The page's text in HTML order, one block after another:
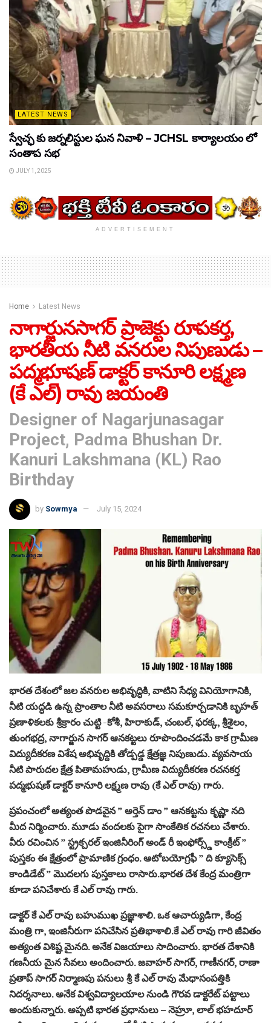
LATEST NEWS
స్వేచ్ఛ కు జర్నలిస్టుల ఘన నివాళి – JCHSL కార్యాలయం లో
సంతాప సభ
JULY 1, 2025
ADVERTISEMENT
Home Latest News
నాగార్జునసాగర్ ప్రాజెక్టు రూపకర్త,
భారతీయ నీటి వనరుల నిపుణుడు –
పద్మభూషణ్ డాక్టర్ కానూరి లక్ష్మణ
(కే ఎల్) రావు జయంతి
Designer of Nagarjunasagar
Project, Padma Bhushan Dr.
Kanuri Lakshmana (KL) Rao
Birthday
by Sowmya July 15, 2024
భారత దేశంలో జల వనరుల అభివృద్ధికి, వాటిని సేధ్య వినియోగానికి,
నీటి యద్ధడి ఉన్న ప్రాంతాల నీటి అవసరాలు సమకూర్చడానికి బృహత్
ప్రణాళికలకు శ్రీక్రారం చుట్టి -కోశీ, హిరాకుడ్, చంబల్, ఫరక్క, శ్రీశైలం,
తుంగభద్ర, నాగార్జున సాగర్ ఆనకట్టలు రూపొందించడమే కాక గ్రామీణ
విద్యుదీకరణ విశేష అభివృద్దికి తోడ్పడ్డ క్షేత్రజ్ఞ నిపుణుడు. వ్యవసాయ
నీటి పారుదల క్షేత్ర పితామహుడు, గ్రామీణ విద్యుదీకరణ రచనకర్త
పద్మభుషణ్ డాక్టర్ కానూరి లక్ష్మణ రావు (కే ఎల్ రావు) గారు.
ప్రపంచంలో అత్యంత పొడవైన ” అర్తెన్ డాం ” ఆనకట్టను కృష్ణా నది
మీద నిర్మించారు. మూడు వందలకు పైగా సాంకేతిక రచనలు చేశారు.
వీరు రచించిన ” స్ట్రక్చరల్ ఇంజినీరింగ్ అండ్ రీ ఇంఫోర్స్డ్ కాంక్రీట్ ”
పుస్తకం ఈ క్షేత్రంలో ప్రామాణిక గ్రంధం. ఆటోబయోగ్రఫీ ” ది క్యూసెక్స్
కాండిడేట్ ” మొదలగు పుస్తకాలు రాసారు.భారత దేశ కేంద్ర మంత్రిగా
కూడా పనిచేశారు కే ఎల్ రావు గారు.
డాక్టర్ కే ఎల్ రావు బహుముఖ ప్రజ్ఞాశాలి. ఒక ఆచార్యుడిగా, కేంద్ర
మంత్రి గా, ఇంజినీరుగా పనిచేసిన ప్రతిభాశాలి.కే ఎల్ రావు గారి జీవితం
అత్యంత విశిష్ట మైనది. అనేక విజయాలు సాదించారు. భారత దేశానికి
గణనీయ మైన సేవలు అందించారు. జవాహర్ సాగర్, గాణీనగర్, రాణా
ప్రతాప్ సాగర్ నిర్మాణపు పనులు శ్రీ కే ఎల్ రావు మేధాసంపత్తికి
నిదర్శనాలు. అనేక విశ్వవిద్యాలయాల నుండి గౌరవ డాక్టరేట్ పట్టాలు
అందుకున్నారు. అప్పటి భారత ప్రధానులు – నెహ్రూ, లాల్ భహదూర్